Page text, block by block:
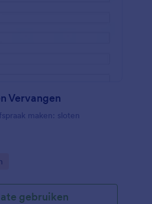
Vervangen
maken: sloten
gebruiken